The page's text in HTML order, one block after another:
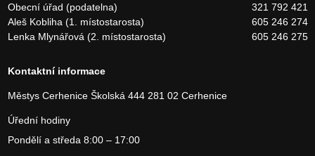
Obecní úřad (podatelna)
321 792 421
Aleš Kobliha (1. místostarosta)
605 246 274
Lenka Mlynářová (2. místostarosta)
605 246 275
Kontaktní informace
Městys CerheniceŠkolská 444281 02 Cerhenice
Úřední hodiny
Pondělí a středa 8:00 – 17:00